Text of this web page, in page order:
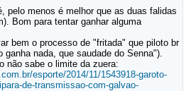
pelo menos é melhor que as duas falidas
Bom para tentar ganhar alguma
bem o processo de "fritada" que piloto br
ganha nada, que saudade do Senna").
não sabe o limite da zuera:
esporte/2014/11/1543918-garoto-
de-transmissao-com-galvao-